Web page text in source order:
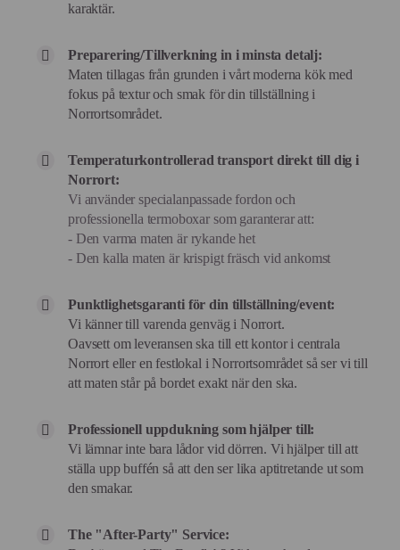
karaktär.
Preparering/Tillverkning in i minsta detalj:
Maten tillagas från grunden i vårt moderna kök med
fokus på textur och smak för din tillställning i
Norrortsområdet.
Temperaturkontrollerad transport direkt till dig i
Norrort:
Vi använder specialanpassade fordon och
professionella termoboxar som garanterar att:
- Den varma maten är rykande het
- Den kalla maten är krispigt fräsch vid ankomst
Punktlighetsgaranti för din tillställning/event:
Vi känner till varenda genväg i Norrort.
Oavsett om leveransen ska till ett kontor i centrala
Norrort eller en festlokal i Norrortsområdet så ser vi till
att maten står på bordet exakt när den ska.
Professionell uppdukning som hjälper till:
Vi lämnar inte bara lådor vid dörren. Vi hjälper till att
ställa upp buffén så att den ser lika aptitretande ut som
den smakar.
The "After-Party" Service: